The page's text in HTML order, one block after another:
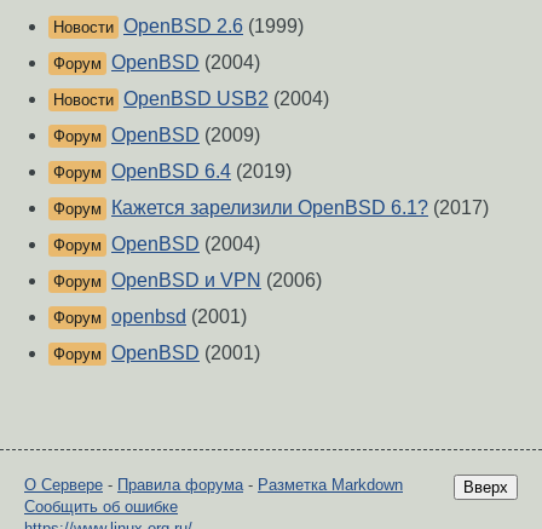
Новости OpenBSD 2.6 (1999)
Форум OpenBSD (2004)
Новости OpenBSD USB2 (2004)
Форум OpenBSD (2009)
Форум OpenBSD 6.4 (2019)
Форум Кажется зарелизили OpenBSD 6.1? (2017)
Форум OpenBSD (2004)
Форум OpenBSD и VPN (2006)
Форум openbsd (2001)
Форум OpenBSD (2001)
Вверх
О Сервере - Правила форума- Разметка Markdown
Сообщить об ошибке